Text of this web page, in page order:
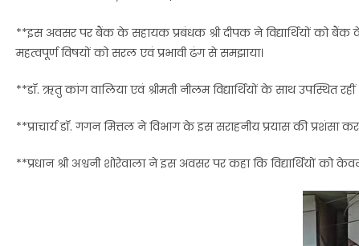
**इस अवसर पर बैंक के सहायक प्रबंधक श्री दीपक ने विद्यार्थियों को
महत्वपूर्ण विषयों को सरल एवं प्रभावी ढंग से समझाया।
**डॉ. ऋतु कांग वालिया एवं श्रीमती नीलम विद्यार्थियों के साथ उपस्थित
**प्राचार्य डॉ. गगन मित्तल ने विभाग के इस सराहनीय प्रयास की
**प्रधान श्री अश्वनी शोरेवाला ने इस अवसर पर कहा कि विद्यार्थियों